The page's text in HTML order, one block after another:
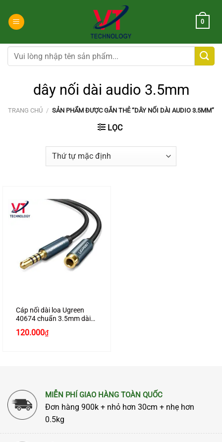
đến
dung
0
Tìm
kiếm:
dây nối dài audio 3.5mm
TRANG CHỦ / SẢN PHẨM ĐƯỢC GẮN THẺ “DÂY NỐI DÀI AUDIO 3.5MM”
LỌC
Cáp nối dài loa Ugreen
40674 chuẩn 3.5mm dài
120.000₫
MIỄN PHÍ GIAO HÀNG TOÀN QUỐC
Đơn hàng 900k + nhỏ hơn 30cm + nhẹ hơn
0.5kg